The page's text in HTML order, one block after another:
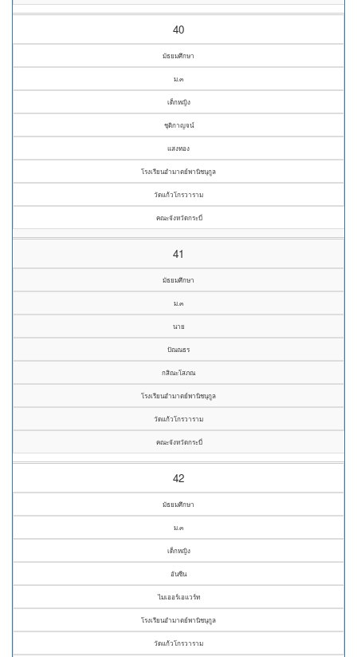
40
มัธยมศึกษา
ม.๓
เด็กหญิง
ชุติกาญจน์
แสงทอง
โรงเรียนอำมาตย์พานิชนุกูล
วัดแก้วโกรวาราม
คณะจังหวัดกระบี่
41
มัธยมศึกษา
ม.๓
นาย
ปัณณธร
กสิณะโสภณ
โรงเรียนอำมาตย์พานิชนุกูล
วัดแก้วโกรวาราม
คณะจังหวัดกระบี่
42
มัธยมศึกษา
ม.๓
เด็กหญิง
อันซีน
ไมเออร์เอแวร์ท
โรงเรียนอำมาตย์พานิชนุกูล
วัดแก้วโกรวาราม